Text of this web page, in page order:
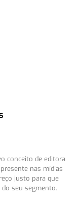
conceito de editora
nas mídias
justo para que
seu segmento.